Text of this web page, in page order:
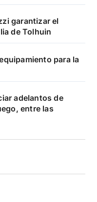
garantizar el
de Tolhuin
para la
adelantos de
entre las